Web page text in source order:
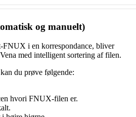
og manuelt)
FNUX i en korrespondance, bliver
med intelligent sortering af filen.
du prøve følgende:
hvori FNUX-filen er.